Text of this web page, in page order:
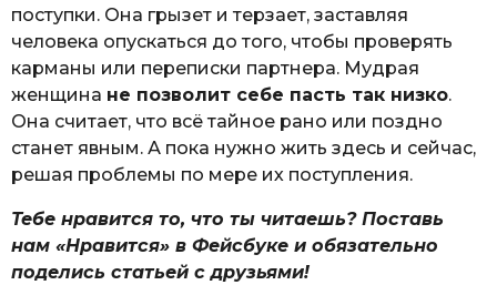
поступки. Она грызет и терзает, заставляя
человека опускаться до того, чтобы проверять
карманы или переписки партнера. Мудрая
женщина не позволит себе пасть так низко.
Она считает, что всё тайное рано или поздно
станет явным. А пока нужно жить здесь и сейчас,
решая проблемы по мере их поступления.
Тебе нравится то, что ты читаешь? Поставь
нам «Нравится» в Фейсбуке и обязательно
поделись статьей с друзьями!